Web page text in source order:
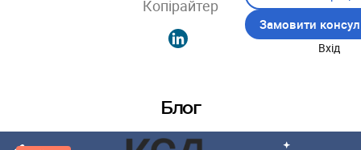
Замовити
Вхід
Копірайтер
Блог